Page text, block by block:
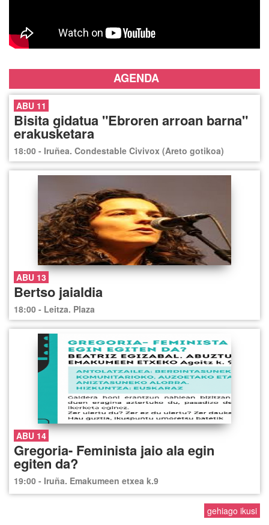
AGENDA
ABU 11
Bisita gidatua "Ebroren arroan barna"
erakusketara
18:00 - Iruñea. Condestable Civivox (Areto gotikoa)
ABU 13
Bertso jaialdia
18:00 - Leitza. Plaza
ABU 14
Gregoria- Feminista jaio ala egin
egiten da?
19:00 - Iruña. Emakumeen etxea k.9
gehiago ikusi